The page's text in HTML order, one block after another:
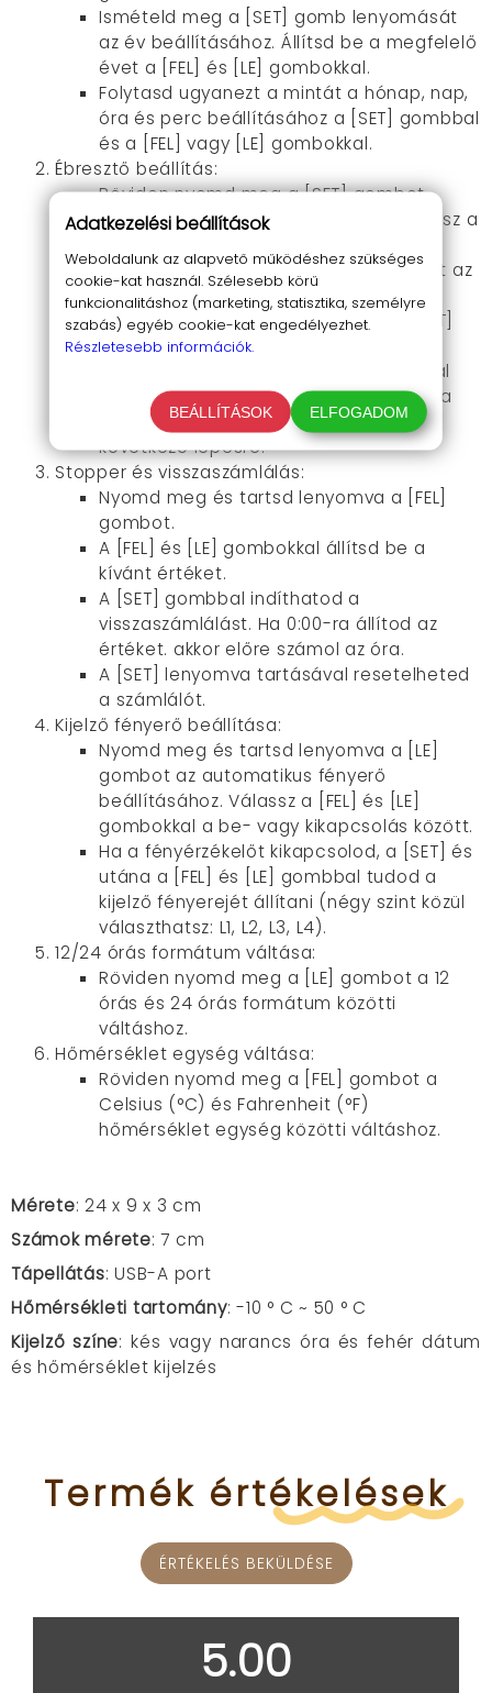
Ismételd meg a [SET] gomb lenyomását
az év beállításához. Állítsd be a megfelelő
évet a [FEL] és [LE] gombokkal.
Folytasd ugyanezt a mintát a hónap, nap,
óra és perc beállításához a [SET] gombbal
és a [FEL] vagy [LE] gombokkal.
Ébresztő beállítás:
Röviden nyomd meg a [SET] gombot
(többszöri megnyomásával választhatsz a
Nyomd meg a [FEL] vagy a [LE] gombot az
aktuális ébresztő be/kikapcsolásához
Nomd meg és tartsd lemonyova a [SET]
gombot az ébresztés idejének
beállításához. A [FEL] és [LE] gombokkal
állíthatod be az órát és a percet, míg a
[SET] gombbal léphetsz tovább a
következő lépésre.
Stopper és visszaszámlálás:
Nyomd meg és tartsd lenyomva a [FEL]
gombot.
A [FEL] és [LE] gombokkal állítsd be a
kívánt értéket.
A [SET] gombbal indíthatod a
visszaszámlálást. Ha 0:00-ra állítod az
értéket. akkor előre számol az óra.
A [SET] lenyomva tartásával resetelheted
a számlálót.
Kijelző fényerő beállítása:
Nyomd meg és tartsd lenyomva a [LE]
gombot az automatikus fényerő
beállításához. Válassz a [FEL] és [LE]
gombokkal a be- vagy kikapcsolás között.
Ha a fényérzékelőt kikapcsolod, a [SET] és
utána a [FEL] és [LE] gombbal tudod a
kijelző fényerejét állítani (négy szint közül
választhatsz: L1, L2, L3, L4).
12/24 órás formátum váltása:
Röviden nyomd meg a [LE] gombot a 12
órás és 24 órás formátum közötti
váltáshoz.
Hőmérséklet egység váltása:
Röviden nyomd meg a [FEL] gombot a
Celsius (°C) és Fahrenheit (°F)
hőmérséklet egység közötti váltáshoz.
Mérete: 24 x 9 x 3 cm
Számok mérete: 7 cm
Tápellátás: USB-A port
Hőmérsékleti tartomány: -10 ° C ~ 50 ° C
Kijelző színe: kés vagy narancs óra és fehér dátum
és hőmérséklet kijelzés
Termék értékelések
ÉRTÉKELÉS BEKÜLDÉSE
5.00
Adatkezelési beállítások
Weboldalunk az alapvető működéshez szükséges
cookie-kat használ. Szélesebb körű
funkcionalitáshoz (marketing, statisztika, személyre
szabás) egyéb cookie-kat engedélyezhet.
Részletesebb információk.
BEÁLLÍTÁSOK ELFOGADOM